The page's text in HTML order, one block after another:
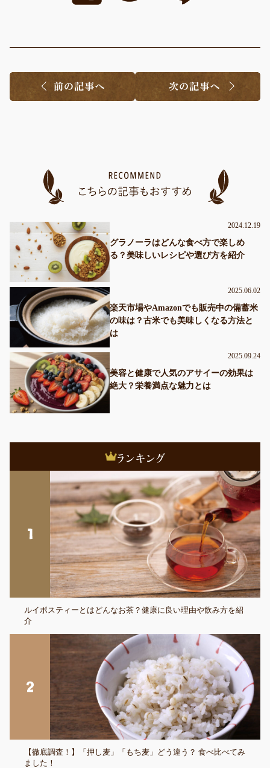
2024.12.19
グラノーラはどんな食べ方で楽しめ
る？美味しいレシピや選び方を紹介
2025.06.02
楽天市場やAmazonでも販売中の備蓄米
の味は？古米でも美味しくなる方法と
は
2025.09.24
美容と健康で人気のアサイーの効果は
絶大？栄養満点な魅力とは
ルイボスティーとはどんなお茶？健康に良い理由や飲み方を紹
介
【徹底調査！】「押し麦」「もち麦」どう違う？ 食べ比べてみ
ました！